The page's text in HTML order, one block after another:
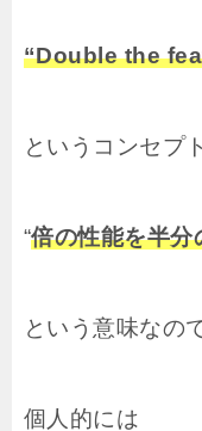
“Double the
というコンセプ
“倍の性能を半分
という意味なの
個人的には